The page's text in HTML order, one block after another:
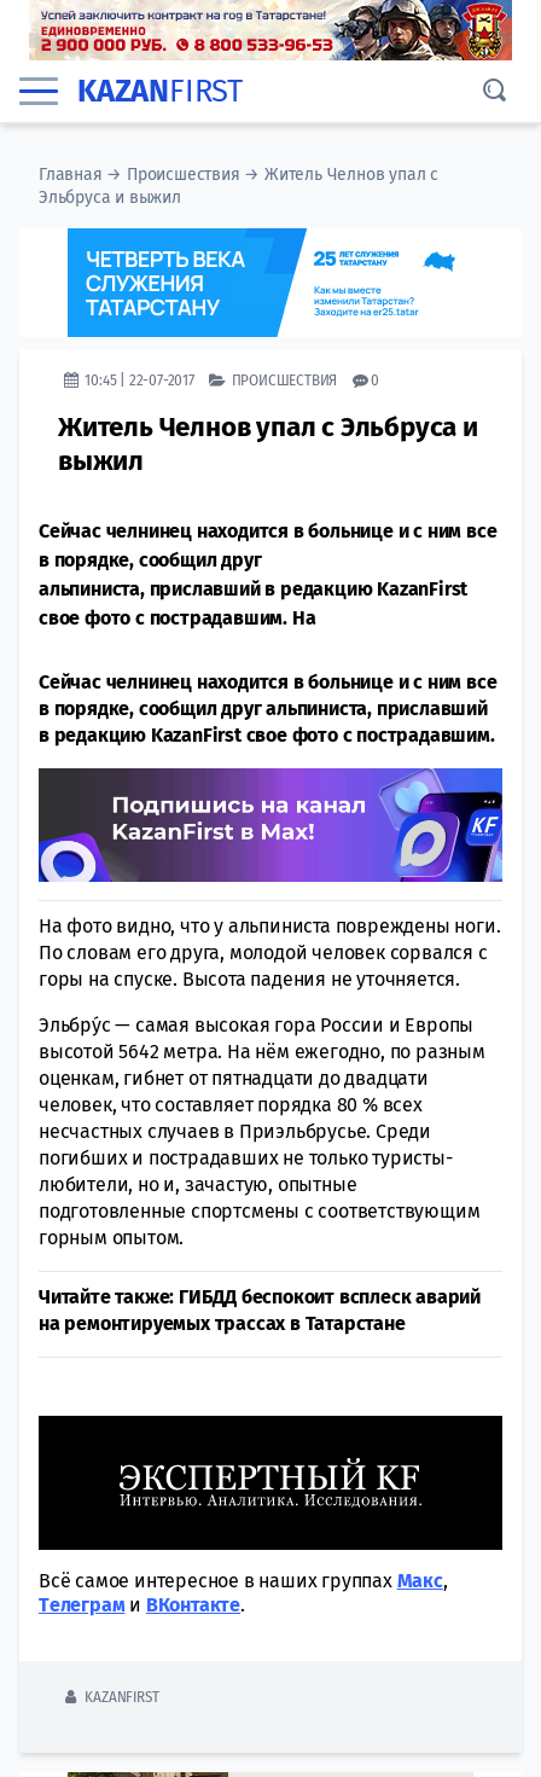
KAZANFIRST
Главная → Происшествия →Житель Челнов упал с
Эльбруса и выжил
10:45 | 22-07-2017 ПРОИСШЕСТВИЯ 0
Житель Челнов упал с Эльбруса и
выжил
Сейчас челнинец находится в больнице и с ним все
в порядке, сообщил друг
альпиниста, приславший в редакцию KazanFirst
свое фото с пострадавшим. На
Сейчас челнинец находится в больнице и с ним все
в порядке, сообщил друг альпиниста, приславший
в редакцию KazanFirst свое фото с пострадавшим.
На фото видно, что у альпиниста повреждены ноги.
По словам его друга, молодой человек сорвался с
горы на спуске. Высота падения не уточняется.
Эльбру́с — самая высокая гора России и Европы
высотой 5642 метра. На нём ежегодно, по разным
оценкам, гибнет от пятнадцати до двадцати
человек, что составляет порядка 80 % всех
несчастных случаев в Приэльбрусье. Среди
погибших и пострадавших не только туристы-
любители, но и, зачастую, опытные
подготовленные спортсмены с соответствующим
горным опытом.
Читайте также: ГИБДД беспокоит всплеск аварий
на ремонтируемых трассах в Татарстане
Всё самое интересное в наших группах Макс,
Tелеграми ВКонтакте.
KAZANFIRST